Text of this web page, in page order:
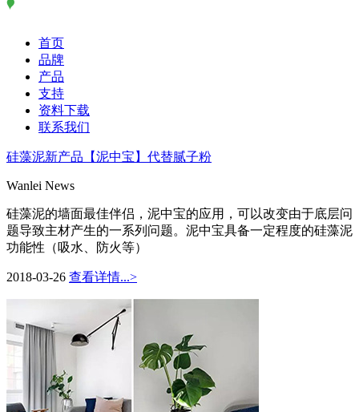
首页
品牌
产品
支持
资料下载
联系我们
硅藻泥新产品【泥中宝】代替腻子粉
Wanlei News
硅藻泥的墙面最佳伴侣，泥中宝的应用，可以改变由于底层问
题导致主材产生的一系列问题。泥中宝具备一定程度的硅藻泥
功能性（吸水、防火等）
2018-03-26 查看详情...>